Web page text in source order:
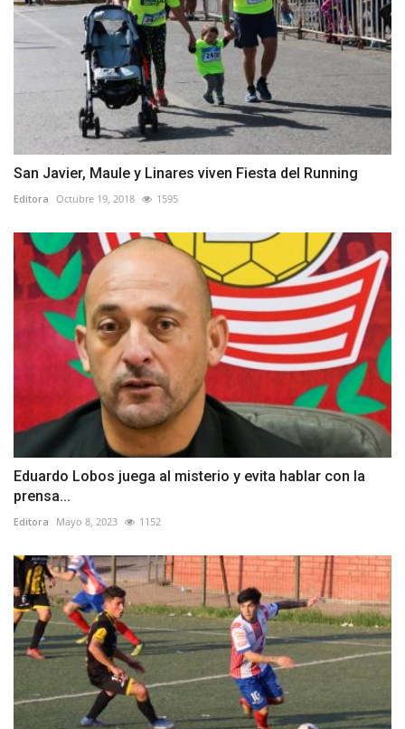
San Javier, Maule y Linares viven Fiesta del Running
Editora Octubre 19, 2018 1595
Eduardo Lobos juega al misterio y evita hablar con la
prensa...
Editora Mayo 8, 2023 1152